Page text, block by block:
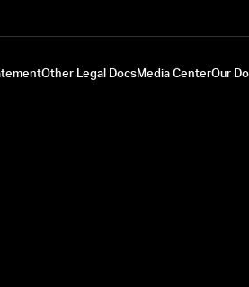
Other Legal DocsMedia CenterOur